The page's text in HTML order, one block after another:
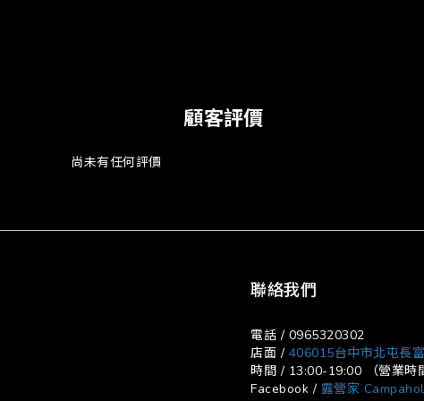
顧客評價
尚未有任何評價
聯絡我們
電話 / 0965320302
店面 / 406015台中市北屯長
時間 / 13:00-19:00 （營業時
Facebook / 露營家